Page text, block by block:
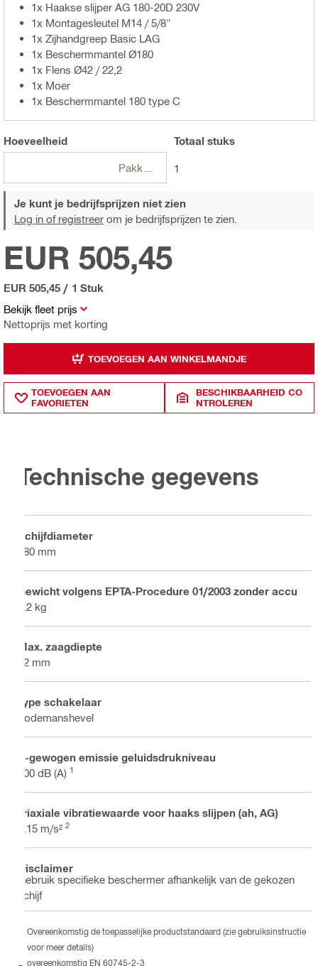
1x Haakse slijper AG 180-20D 230V
1x Montagesleutel M14 / 5/8"
1x Zijhandgreep Basic LAG
1x Beschermmantel Ø180
1x Flens Ø42 / 22,2
1x Moer
1x Beschermmantel 180 type C
Hoeveelheid
Pakketten
Totaal stuks
1
Je kunt je bedrijfsprijzen niet zien
Log in of registreer om je bedrijfsprijzen te zien.
Bekijk fleet prijs
Nettoprijs met korting
EUR 505,45
EUR 505,45 / 1 Stuk
TOEVOEGEN AAN WINKELMANDJE
TOEVOEGEN AAN
FAVORIETEN
BESCHIKBAARHEID CO
NTROLEREN
Technische gegevens
Schijfdiameter
180 mm
Gewicht volgens EPTA-Procedure 01/2003 zonder accu
5.2 kg
Max. zaagdiepte
42 mm
Type schakelaar
dodemanshevel
A-gewogen emissie geluidsdrukniveau
100 dB (A) 1
Triaxiale vibratiewaarde voor haaks slijpen (ah, AG)
6.15 m/s² 2
Disclaimer
Gebruik specifieke beschermer afhankelijk van de gekozen
schijf
Overeenkomstig de toepasselijke productstandaard (zie gebruiksinstructie
voor meer details)
overeenkomstig EN 60745-2-3